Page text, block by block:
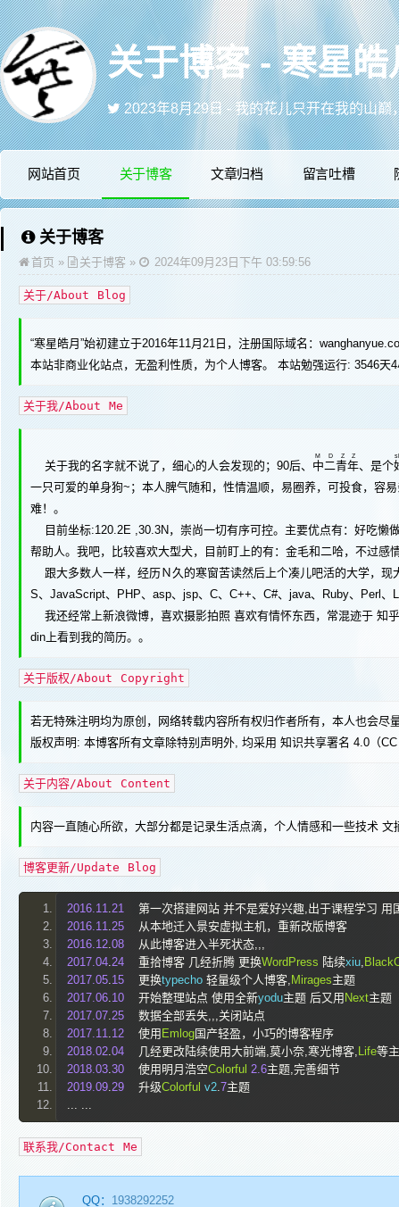
关于博客 - 寒星皓
2023年8月29日 - 我的花儿只开在我的山巅
2024年6月3日 - 可能我只是你生命里的一
2023年10月17日 - "色授魂与，心愉于侧”—《上
2023年9月22日 - 爱是勇敢者的游戏，胆小
2023年9月13日 - 我凡事都做最坏的打算，
网站首页 关于博客 文章归档 留言吐槽
关于博客
首页 » 关于博客 » 2024年09月23日下午 03:59:56
关于/About Blog
“寒星皓月”始初建立于2016年11月21日，注册国际域名：
本站非商业化站点，无盈利性质，为个人博客。 本站勉强运行: 3546天
关于我/About Me
关于我的名字就不说了，细心的人会发现的；90后、 中二青年
M D Z Z
、是个
一只可爱的单身狗~；本人脾气随和，性情温顺，易圈养，可投食，容
难！。
目前坐标:120.2E ,30.3N，崇尚一切有序可控。主要优点有：好吃懒
帮助人。我吧，比较喜欢大型犬，目前盯上的有：金毛和二哈，不过
跟大多数人一样，经历Ｎ久的寒窗苦读然后上个凑儿吧活的大学，现
S、JavaScript、PHP、asp、jsp、C、C++、C#、java、Ruby、Perl
我还经常上新浪微博，喜欢摄影拍照 喜欢有情怀东西，常混迹于 知
din上看到我的简历。。
关于版权/About Copyright
若无特殊注明均为原创，网络转载内容所有权归作者所有，本人也会尽
版权声明: 本博客所有文章除特别声明外, 均采用 知识共享署名 4.0（CC
关于内容/About Content
内容一直随心所欲，大部分都是记录生活点滴，个人情感和一些技术
博客更新/Update Blog
2016.11 21 第一次搭建网站 并不是爱好兴趣,出于课程学习 用
2016.11 25
从本地迁入景安虚拟主机，重新改版博客
2016.12 08
从此博客进入半死状态,,,
2017.04 24 重拾博客 几经折腾 更换WordPress 陆续xiu
2017.05 15 更换typecho 轻量级个人博客, Mirages主题
2017.06 10 开始整理站点 使用全新yodu主题 后又用 Next主题
2017.07 25
数据全部丢失,,,关闭站点
2017.11 12 使用 Emlog国产轻盈，小巧的博客程序
2018.02 04 几经更改陆续使用大前端,莫小奈,寒光博客, Life等
2018.03 30 使用明月浩空Colorful 2.6主题,完善细节
2019.09 29 升级Colorful v2 7主题
联系我/Contact Me
QQ： 1938292252